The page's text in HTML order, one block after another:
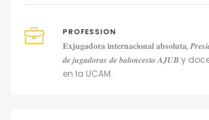
PROFESSION
𝐄𝐱𝐣𝐮𝐠𝐚𝐝𝐨𝐫𝐚 𝐢𝐧𝐭𝐞𝐫𝐧𝐚𝐜𝐢𝐨𝐧𝐚𝐥 𝐚𝐛𝐬𝐨𝐥𝐮𝐭𝐚,
𝒅𝒆 𝒋𝒖𝒈𝒂𝒅𝒐𝒓𝒂𝒔 𝒅𝒆 𝒃𝒂𝒍𝒐𝒏𝒄𝒆𝒔𝒕𝒐 𝑨𝑱𝑼𝑩 y
en la UCAM.